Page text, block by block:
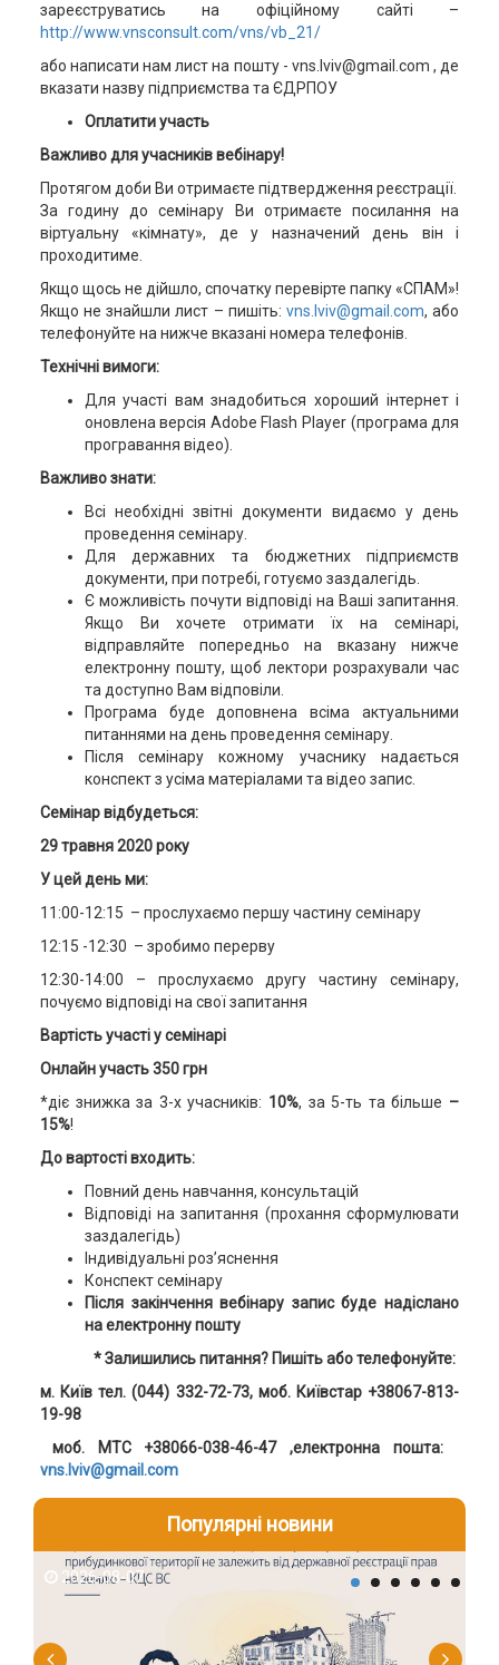
зареєструватись на офіційному сайті –
http://www.vnsconsult.com/vns/vb_21/
або написати нам лист на пошту - vns.lviv@gmail.com , де
вказати назву підприємства та ЄДРПОУ
Оплатити участь
Важливо для учасників вебінару!
Протягом доби Ви отримаєте підтвердження реєстрації.
За годину до семінару Ви отримаєте посилання на
віртуальну «кімнату», де у назначений день він і
проходитиме.
Якщо щось не дійшло, спочатку перевірте папку «СПАМ»!
Якщо не знайшли лист – пишіть: vns.lviv@gmail.com, або
телефонуйте на нижче вказані номера телефонів.
Технічні вимоги:
Для участі вам знадобиться хороший інтернет і
оновлена версія Adobe Flash Player (програма для
програвання відео).
Важливо знати:
Всі необхідні звітні документи видаємо у день
проведення семінару.
Для державних та бюджетних підприємств
документи, при потребі, готуємо заздалегідь.
Є можливість почути відповіді на Ваші запитання.
Якщо Ви хочете отримати їх на семінарі,
відправляйте попередньо на вказану нижче
електронну пошту, щоб лектори розрахували час
та доступно Вам відповіли.
Програма буде доповнена всіма актуальними
питаннями на день проведення семінару.
Після семінару кожному учаснику надається
конспект з усіма матеріалами та відео запис.
Семінар відбудеться:
29травня 2020 року
У цей день ми:
11:00-12:15 – прослухаємо першу частину семінару
12:15 -12:30 – зробимо перерву
12:30-14:00 – прослухаємо другу частину семінару,
почуємо відповіді на свої запитання
Вартість участі у семінарі
Онлайн участь 350 грн
*діє знижка за 3-х учасників: 10%, за 5-ть та більше –
15%!
До вартості входить:
Повний день навчання, консультацій
Відповіді на запитання (прохання сформулювати
заздалегідь)
Індивідуальні роз’яснення
Конспект семінару
Після закінчення вебінару запис буде надіслано
на електронну пошту
* Залишились питання? Пишіть або телефонуйте:
м. Київ тел. (044) 332-72-73, моб. Київстар +38067-813-
19-98
моб. MTC +38066-038-46-47 ,електронна пошта:
vns.lviv@gmail.com
Популярні новини
2026-08-07